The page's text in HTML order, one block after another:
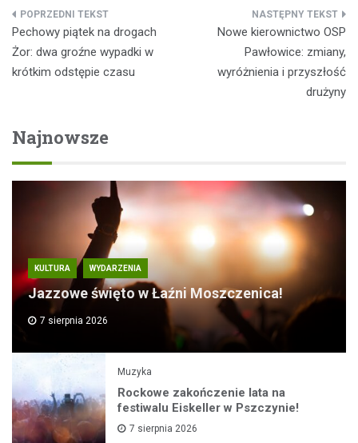
Nawigacja
wpisu
Pechowy piątek na drogach
Żor: dwa groźne wypadki w
krótkim odstępie czasu
Nowe kierownictwo OSP
Pawłowice: zmiany,
wyróżnienia i przyszłość
drużyny
Najnowsze
KULTURA WYDARZENIA
Jazzowe święto w Łaźni Moszczenica!
7 sierpnia 2026
Muzyka
Rockowe zakończenie lata na
festiwalu Eiskeller w Pszczynie!
7 sierpnia 2026